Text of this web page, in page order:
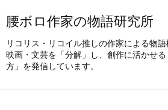
腰ボロ作家の物語研究所
リコリス・リコイル推しの作家による物
映画・文芸を「分解」し、創作に活かせ
方」を発信しています。